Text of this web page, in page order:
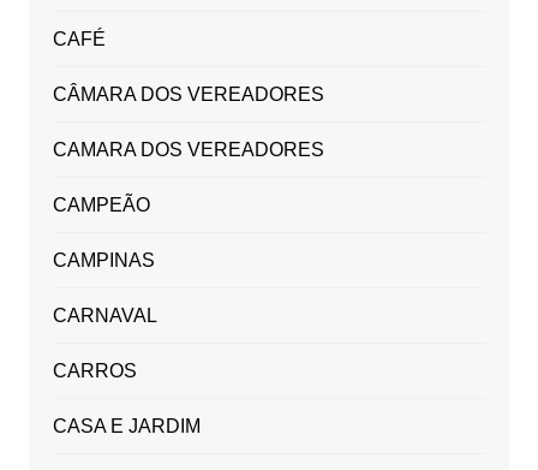
CAFÉ
CÂMARA DOS VEREADORES
CAMARA DOS VEREADORES
CAMPEÃO
CAMPINAS
CARNAVAL
CARROS
CASA E JARDIM